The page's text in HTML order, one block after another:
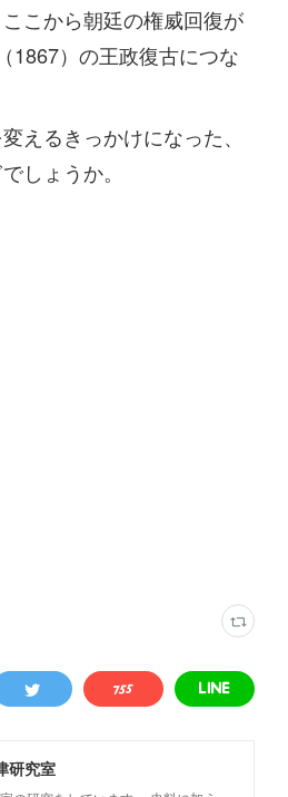
こから朝廷の権威回復が
1867）の王政復古につな
えるきっかけになった、
しょうか。
研究室